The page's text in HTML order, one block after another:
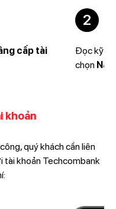
cấp tài
2
Đọc kỹ
chọn
khoản
quý khách cần liên
tài khoản Techcombank